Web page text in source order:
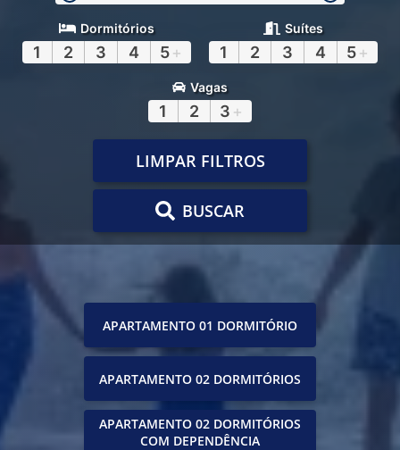
Dormitórios
1 2 3 4 5+
Suítes
1 2 3 4 5+
Vagas
1 2 3 +
LIMPAR FILTROS
BUSCAR
APARTAMENTO 01 DORMITÓRIO
APARTAMENTO 02 DORMITÓRIOS
APARTAMENTO 02 DORMITÓRIOS
COM DEPENDÊNCIA